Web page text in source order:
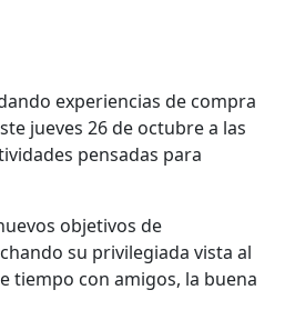
experiencias de compra
jueves 26 de octubre a las
pensadas para
objetivos de
su privilegiada vista al
tiempo con amigos, la buena